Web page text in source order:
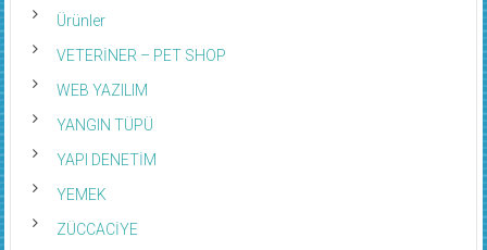
Ürünler
VETERİNER – PET SHOP
WEB YAZILIM
YANGIN TÜPÜ
YAPI DENETİM
YEMEK
ZÜCCACİYE